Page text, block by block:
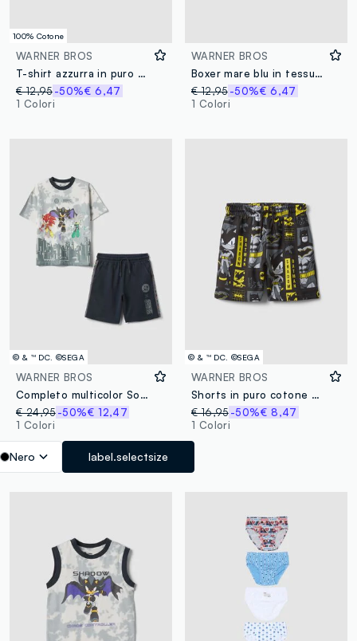
100% Cotone
WARNER BROS
T-shirt azzurra in puro cotone con stampa Sonic per bambino
€ 12,95-50%€ 6,47
1 Colori
WARNER BROS
Boxer mare blu in tessuto elasticizzato
€ 12,95 -50%€ 6,47
1 Colori
© & ™ DC. ©SEGA
WARNER BROS
Completo multicolor Sonic in puro cotone
€ 24,95-50%€ 12,47
1 Colori
Nero label.selectsize
© & ™ DC. ©SEGA
WARNER BROS
Shorts in puro cotone multicolor da bambino oversize fit con Sonic
€ 16,95 -50%€ 8,47
1 Colori